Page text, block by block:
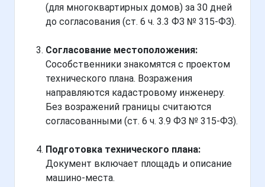
(для многоквартирных домов) за 30 дней
до согласования (ст. 6 ч. 3.3 ФЗ № 315-ФЗ).
Согласование местоположения:
Сособственники знакомятся с проектом
технического плана. Возражения
направляются кадастровому инженеру.
Без возражений границы считаются
согласованными (ст. 6 ч. 3.9 ФЗ № 315-ФЗ).
Подготовка технического плана:
Документ включает площадь и описание
машино-места.